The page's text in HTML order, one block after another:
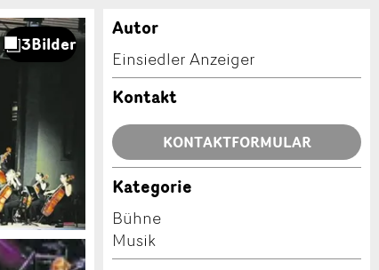
Autor
Einsiedler Anzeiger
Kontakt
KONTAKTFORMULAR
Kategorie
Bühne
Musik